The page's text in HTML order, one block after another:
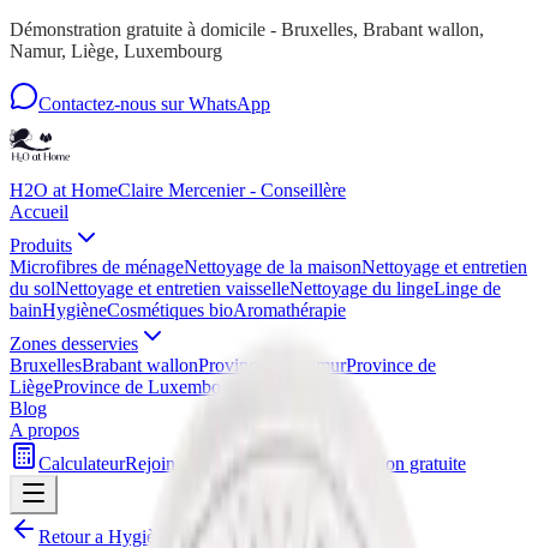
Démonstration gratuite à domicile - Bruxelles, Brabant wallon,
Namur, Liège, Luxembourg
Contactez-nous sur WhatsApp
H2O at HomeClaire Mercenier - Conseillère
Accueil
Produits
Microfibres de ménageNettoyage de la maisonNettoyage et entretien
du solNettoyage et entretien vaisselleNettoyage du lingeLinge de
bainHygièneCosmétiques bioAromathérapie
Zones desservies
BruxellesBrabant wallonProvince de NamurProvince de
LiègeProvince de Luxembourg
Blog
A propos
CalculateurRejoindre mon équipeDémonstration gratuite
Retour a Hygiène